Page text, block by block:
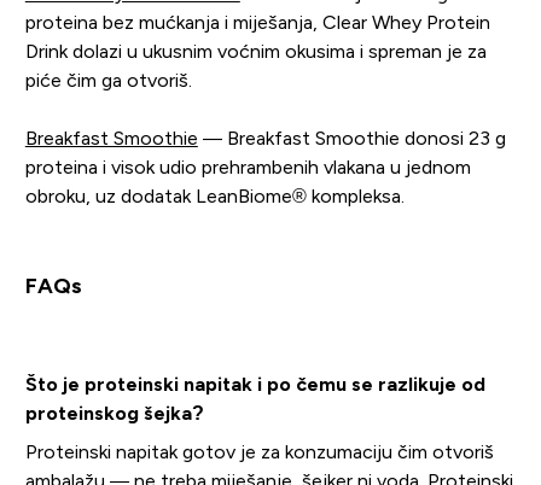
proteina bez mućkanja i miješanja, Clear Whey Protein
Drink dolazi u ukusnim voćnim okusima i spreman je za
piće čim ga otvoriš.
Breakfast Smoothie — Breakfast Smoothie donosi 23 g
proteina i visok udio prehrambenih vlakana u jednom
obroku, uz dodatak LeanBiome® kompleksa.
FAQs
Što je proteinski napitak i po čemu se razlikuje od
proteinskog šejka?
Proteinski napitak gotov je za konzumaciju čim otvoriš